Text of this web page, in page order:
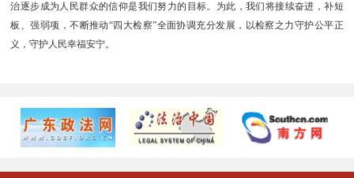
治逐步成为人民群众的信仰是我们努力的目标。为此，我们将接续奋进，补短
板、强弱项，不断推动“四大检察”全面协调充分发展，以检察之力守护公平正
义，守护人民幸福安宁。